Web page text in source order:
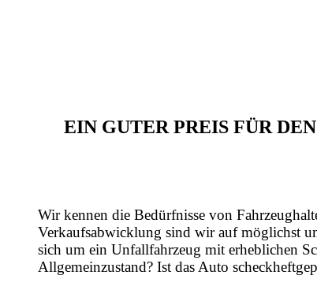
EIN GUTER PREIS FÜR
Wir kennen die Bedürfnisse von
Verkaufsabwicklung sind wir auf möglichst
sich um ein Unfallfahrzeug mit erheblichen
Allgemeinzustand? Ist das Auto